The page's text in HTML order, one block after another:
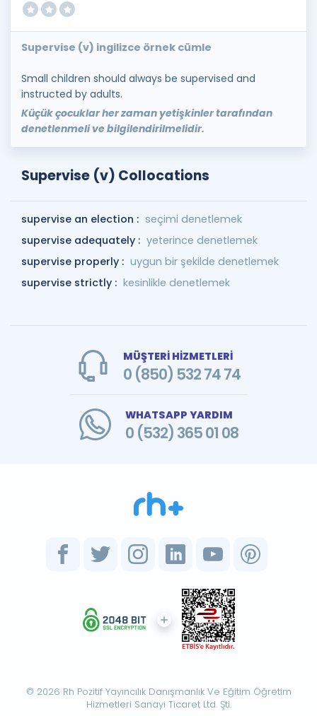
Supervise (v) ingilizce örnek cümle
Small children should always be supervised and
instructed by adults.
Küçük çocuklar her zaman yetişkinler tarafından
denetlenmeli ve bilgilendirilmelidir.
Supervise (v) Collocations
supervise an election : seçimi denetlemek
supervise adequately : yeterince denetlemek
supervise properly : uygun bir şekilde denetlemek
supervise strictly : kesinlikle denetlemek
MÜŞTERİ HİZMETLERİ
0 (850) 532 74 74
WHATSAPP YARDIM
0 (532) 365 01 08
© 2026 Rh Pozitif Yayıncılık Danışmanlık Ve Eğitim Öğretim
Hizmetleri Sanayi Ticaret Ltd. Şti.